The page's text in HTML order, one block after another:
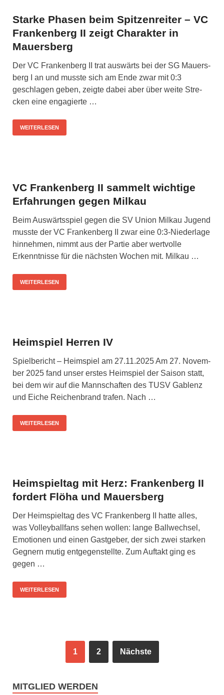
Starke Phasen beim Spitzenreiter – VC
Frankenberg II zeigt Charakter in
Mauersberg
Der VC Fran­ken­berg II trat aus­wärts bei der SG Mau­ers­
berg I an und muss­te sich am Ende zwar mit 0:3
geschla­gen geben, zeig­te dabei aber über wei­te Stre­
cken eine enga­gier­te …
WEITERLESEN
VC Frankenberg II sammelt wichtige
Erfahrungen gegen Milkau
Beim Aus­wärts­spiel gegen die SV Uni­on Mil­kau Jugend
muss­te der VC Fran­ken­berg II zwar eine 0:3‑Niederlage
hin­neh­men, nimmt aus der Par­tie aber wert­vol­le
Erkennt­nis­se für die nächs­ten Wochen mit. Mil­kau …
WEITERLESEN
Heimspiel Herren IV
Spiel­be­richt – Heim­spiel am 27.11.2025 Am 27. Novem­
ber 2025 fand unser ers­tes Heim­spiel der Sai­son statt,
bei dem wir auf die Mann­schaf­ten des TUSV Gab­lenz
und Eiche Rei­chen­brand tra­fen. Nach …
WEITERLESEN
Heimspieltag mit Herz: Frankenberg II
fordert Flöha und Mauersberg
Der Heim­spiel­tag des VC Fran­ken­berg II hat­te alles,
was Vol­ley­ball­fans sehen wol­len: lan­ge Ball­wech­sel,
Emo­tio­nen und einen Gast­ge­ber, der sich zwei star­ken
Geg­nern mutig ent­ge­gen­stell­te. Zum Auf­takt ging es
gegen …
WEITERLESEN
1 2 Nächste
MITGLIED WERDEN